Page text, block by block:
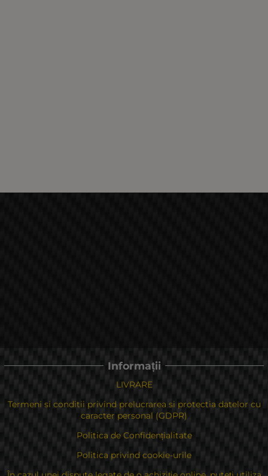
Informații
LIVRARE
Termeni si conditii privind prelucrarea si protectia datelor cu
caracter personal (GDPR)
Politica de Confidențialitate
Politica privind cookie-urile